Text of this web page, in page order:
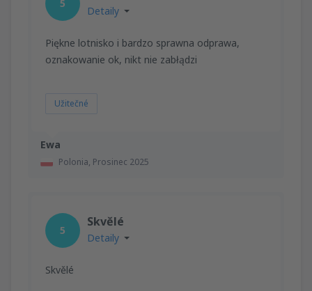
Ewa
Polonia, Prosinec 2025
5
Detaily
Piękne lotnisko i bardzo sprawna odprawa,
oznakowanie ok, nikt nie zabłądzi
Užitečné
5
Skvělé
Detaily
Skvělé